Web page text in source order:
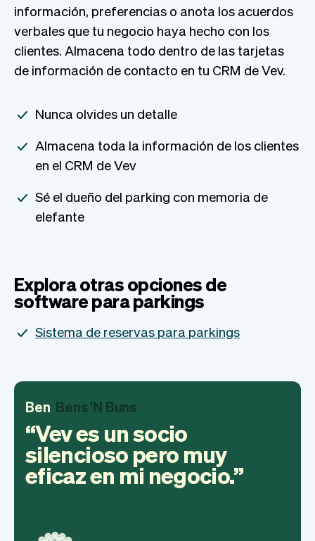
información, preferencias o anota los acuerdos
verbales que tu negocio haya hecho con los
clientes. Almacena todo dentro de las tarjetas
de información de contacto en tu CRM de Vev.
Nunca olvides un detalle
Almacena toda la información de los clientes
en el CRM de Vev
Sé el dueño del parking con memoria de
elefante
Explora otras opciones de
software para parkings
Sistema de reservas para parkings
Ben Bens 'N Buns
Vev es un socio
silencioso pero muy
eficaz en mi negocio.